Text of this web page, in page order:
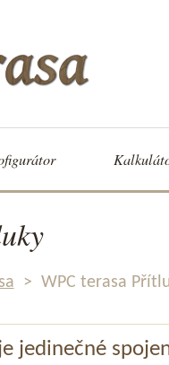
> WPC terasa
jedinečné